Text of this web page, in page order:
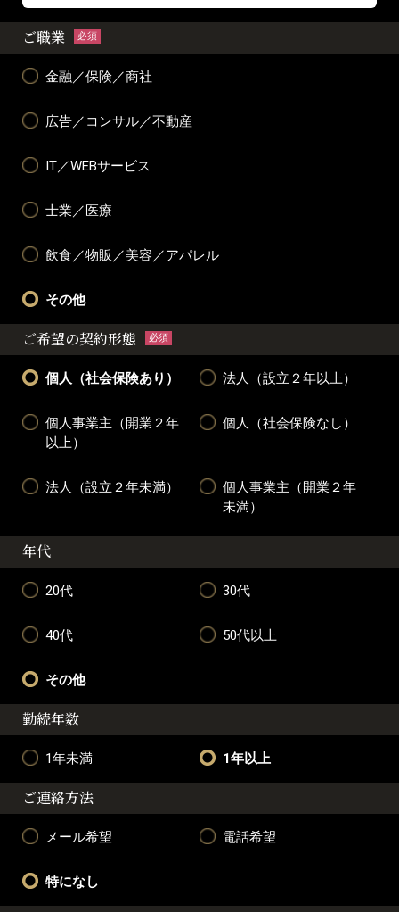
ご職業 必須
金融／保険／商社
広告／コンサル／不動産
IT／WEBサービス
士業／医療
飲食／物販／美容／アパレル
その他
ご希望の契約形態 必須
個人（社会保険あり） 法人（設立２年以上）
個人事業主（開業２年
以上）
個人（社会保険なし）
法人（設立２年未満）
個人事業主（開業２年
未満）
年代
20代 30代
40代 50代以上
その他
勤続年数
1年未満 1年以上
ご連絡方法
メール希望 電話希望
特になし